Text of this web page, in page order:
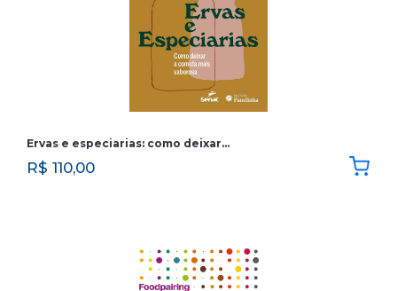
Ervas e especiarias: como deixar…
R$ 110,00